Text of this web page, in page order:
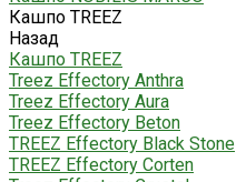
Кашпо TREEZ
Назад
Кашпо TREEZ
Treez Effectory Anthra
Treez Effectory Aura
Treez Effectory Beton
TREEZ Effectory Black Stone
TREEZ Effectory Corten